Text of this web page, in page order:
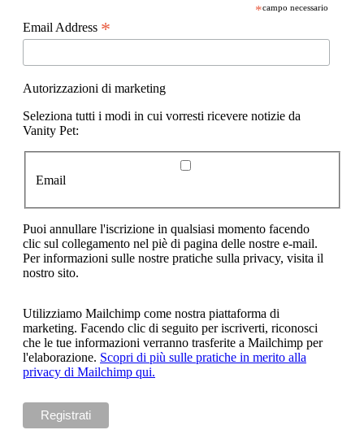
*campo necessario
Email Address *
Autorizzazioni di marketing
Seleziona tutti i modi in cui vorresti ricevere notizie da
Vanity Pet:
Email
Puoi annullare l'iscrizione in qualsiasi momento facendo
clic sul collegamento nel piè di pagina delle nostre e-mail.
Per informazioni sulle nostre pratiche sulla privacy, visita il
nostro sito.
Utilizziamo Mailchimp come nostra piattaforma di
marketing. Facendo clic di seguito per iscriverti, riconosci
che le tue informazioni verranno trasferite a Mailchimp per
l'elaborazione. Scopri di più sulle pratiche in merito alla
privacy di Mailchimp qui.